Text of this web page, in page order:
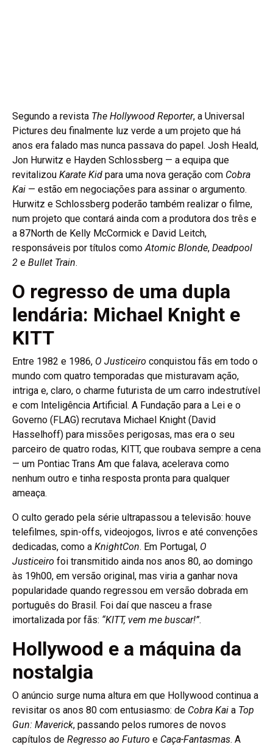
Segundo a revista The Hollywood Reporter, a Universal
Pictures deu finalmente luz verde a um projeto que há
anos era falado mas nunca passava do papel. Josh Heald,
Jon Hurwitz e Hayden Schlossberg — a equipa que
revitalizou Karate Kid para uma nova geração com Cobra
Kai — estão em negociações para assinar o argumento.
Hurwitz e Schlossberg poderão também realizar o filme,
num projeto que contará ainda com a produtora dos três e
a 87North de Kelly McCormick e David Leitch,
responsáveis por títulos comoAtomic Blonde, Deadpool
2 e Bullet Train.
O regresso de uma dupla
lendária: Michael Knight e
KITT
Entre 1982 e 1986, O Justiceiro conquistou fãs em todo o
mundo com quatro temporadas que misturavam ação,
intriga e, claro, o charme futurista de um carro indestrutível
e com Inteligência Artificial. A Fundação para a Lei e o
Governo (FLAG) recrutava Michael Knight (David
Hasselhoff) para missões perigosas, mas era o seu
parceiro de quatro rodas, KITT, que roubava sempre a cena
— um Pontiac Trans Am que falava, acelerava como
nenhum outro e tinha resposta pronta para qualquer
ameaça.
O culto gerado pela série ultrapassou a televisão: houve
telefilmes, spin-offs, videojogos, livros e até convenções
dedicadas, como a KnightCon. Em Portugal, O
Justiceiro foi transmitido ainda nos anos 80, ao domingo
às 19h00, em versão original, mas viria a ganhar nova
popularidade quando regressou em versão dobrada em
português do Brasil. Foi daí que nasceu a frase
imortalizada por fãs: “KITT, vem me buscar!”.
Hollywood e a máquina da
nostalgia
O anúncio surge numa altura em que Hollywood continua a
revisitar os anos 80 com entusiasmo: de Cobra Kai a Top
Gun: Maverick, passando pelos rumores de novos
capítulos de Regresso ao Futuro e Caça-Fantasmas. A